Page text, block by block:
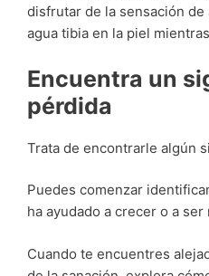
disfrutar de la sensación de
agua tibia en la piel
Encuentra un
pérdida
Trata de encontrarle algún
Puedes comenzar
ha ayudado a crecer o a
Cuando te encuentres